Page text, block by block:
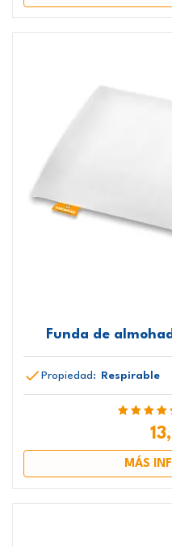
Funda de
Propiedad: Respirable
MÁS